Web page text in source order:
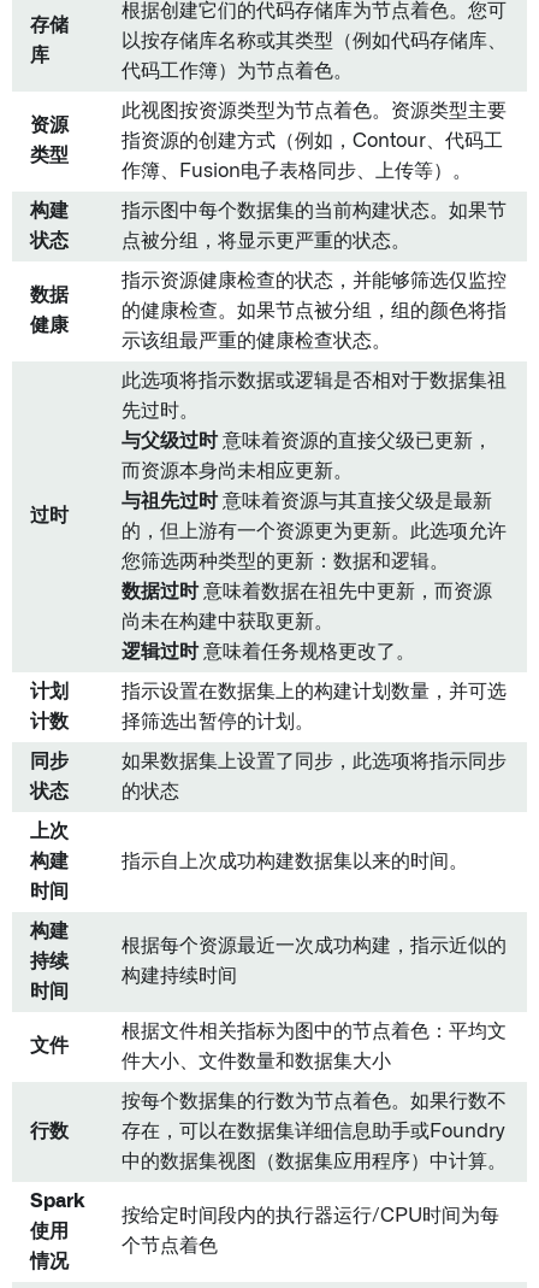
存储
库
根据创建它们的代码存储库为节点着色。您可
以按存储库名称或其类型（例如代码存储库、
代码工作簿）为节点着色。
资源
类型
此视图按资源类型为节点着色。资源类型主要
指资源的创建方式（例如，Contour、代码工
作簿、Fusion电子表格同步、上传等）。
构建
状态
指示图中每个数据集的当前构建状态。如果节
点被分组，将显示更严重的状态。
数据
健康
指示资源健康检查的状态，并能够筛选仅监控
的健康检查。如果节点被分组，组的颜色将指
示该组最严重的健康检查状态。
过时
此选项将指示数据或逻辑是否相对于数据集祖
先过时。
与父级过时意味着资源的直接父级已更新，
而资源本身尚未相应更新。
与祖先过时意味着资源与其直接父级是最新
的，但上游有一个资源更为更新。此选项允许
您筛选两种类型的更新：数据和逻辑。
数据过时意味着数据在祖先中更新，而资源
尚未在构建中获取更新。
逻辑过时意味着任务规格更改了。
计划
计数
指示设置在数据集上的构建计划数量，并可选
择筛选出暂停的计划。
同步
状态
如果数据集上设置了同步，此选项将指示同步
的状态
上次
构建
时间
指示自上次成功构建数据集以来的时间。
构建
持续
时间
根据每个资源最近一次成功构建，指示近似的
构建持续时间
文件
根据文件相关指标为图中的节点着色：平均文
件大小、文件数量和数据集大小
行数
按每个数据集的行数为节点着色。如果行数不
存在，可以在数据集详细信息助手或Foundry
中的数据集视图（数据集应用程序）中计算。
Spark
使用
情况
按给定时间段内的执行器运行/CPU时间为每
个节点着色